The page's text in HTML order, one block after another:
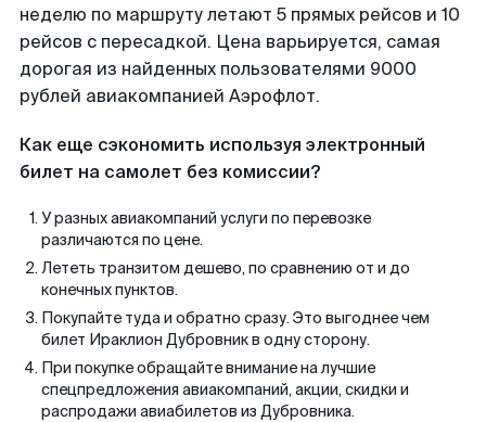
неделю по маршруту летают 5 прямых рейсов и 10
рейсов с пересадкой. Цена варьируется, самая
дорогая из найденных пользователями 9000
рублей авиакомпанией Аэрофлот.
Как еще сэкономить используя электронный
билет на самолет без комиссии?
У разных авиакомпаний услуги по перевозке
различаются по цене.
Лететь транзитом дешево, по сравнению от и до
конечных пунктов.
Покупайте туда и обратно сразу. Это выгоднее чем
билет Ираклион Дубровник в одну сторону.
При покупке обращайте внимание на лучшие
спецпредложения авиакомпаний, акции, скидки и
распродажи авиабилетов из Дубровника.